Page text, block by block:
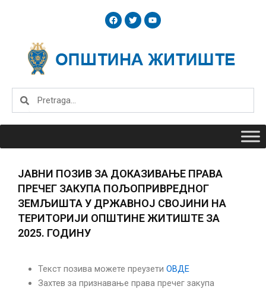
F
a
c
o
o
T
w
i
e
r
Y
o
u
b
e
Search
ЈАВНИ ПОЗИВ ЗА ДОКАЗИВАЊЕ ПРАВА
ПРЕЧЕГ ЗАКУПА ПОЉОПРИВРЕДНОГ
ЗЕМЉИШТА У ДРЖАВНОЈ СВОЈИНИ НА
ТЕРИТОРИЈИ ОПШТИНЕ ЖИТИШТЕ ЗА
2025. ГОДИНУ
Текст позива можете преузети ОВДЕ
Захтев за признавање права пречег закупа